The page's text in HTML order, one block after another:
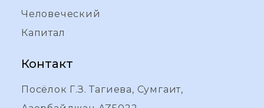
Человеческий
Капитал
Контакт
Посёлок Г.З. Тагиева, Сумгаит,